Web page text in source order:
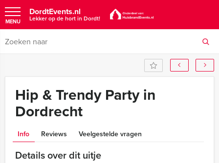
DordtEvents.nl
Lekker op de hort in Dordt!
MENU
Hip & Trendy Party in
Dordrecht
Info Reviews Veelgestelde vragen
Details over dit uitje